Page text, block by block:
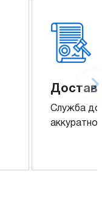
Служба
аккуратно